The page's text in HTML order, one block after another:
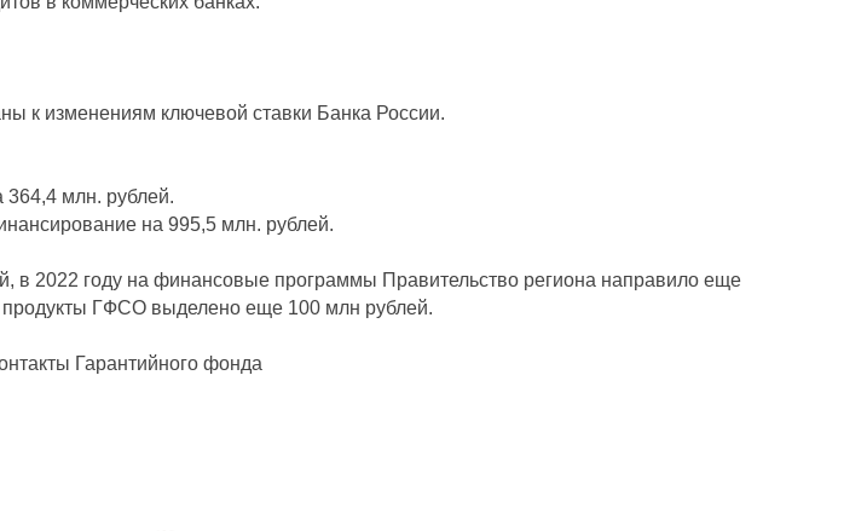
к изменениям ключевой ставки Банка России.
364,4 млн. рублей.
на 995,5 млн. рублей.
2022 году на финансовые программы Правительство региона направило еще
продукты ГФСО выделено еще 100 млн рублей.
Гарантийного фонда